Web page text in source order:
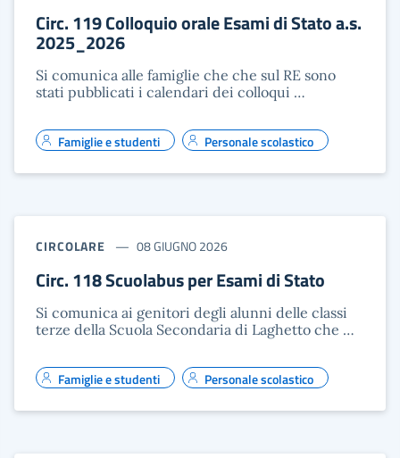
Circ. 119 Colloquio orale Esami di Stato a.s.
2025_2026
Si comunica alle famiglie che che sul RE sono
stati pubblicati i calendari dei colloqui …
Famiglie e studenti Personale scolastico
CIRCOLARE 08 GIUGNO 2026
Circ. 118 Scuolabus per Esami di Stato
Si comunica ai genitori degli alunni delle classi
terze della Scuola Secondaria di Laghetto che …
Famiglie e studenti Personale scolastico